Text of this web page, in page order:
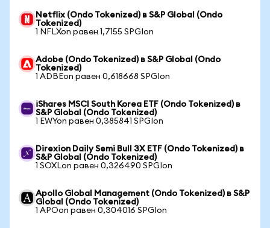
Netflix (Ondo Tokenized) в S&P Global (Ondo
Tokenized)
1 NFLXon равен 1,7155 SPGIon
Adobe (Ondo Tokenized) в S&P Global (Ondo
Tokenized)
1 ADBEon равен 0,618668 SPGIon
iShares MSCI South Korea ETF (Ondo Tokenized) в
S&P Global (Ondo Tokenized)
1 EWYon равен 0,385841 SPGIon
Direxion Daily Semi Bull 3X ETF (Ondo Tokenized) в
S&P Global (Ondo Tokenized)
1 SOXLon равен 0,326490 SPGIon
Apollo Global Management (Ondo Tokenized) в S&P
Global (Ondo Tokenized)
1 APOon равен 0,304016 SPGIon